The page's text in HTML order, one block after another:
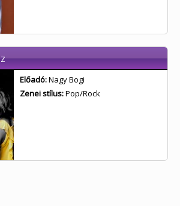
Előadó:Nagy Bogi
Zenei stílus:Pop/Rock